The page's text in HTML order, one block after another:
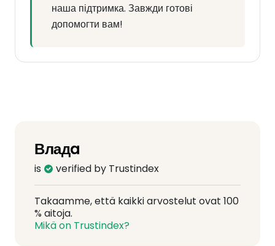
наша підтримка. Завжди готові
допомогти вам!
Владa
is verified by Trustindex
Takaamme, että kaikki arvostelut ovat 100
% aitoja.
Mikä on Trustindex?